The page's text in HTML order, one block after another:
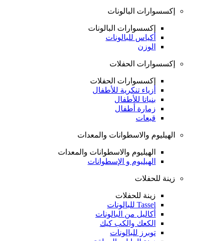
إكسسوارات البالونات
إكسسوارات البالونات
أكياس للبالونات
الوزن
إكسسوارات الحفلات
إكسسوارات الحفلات
أزياء تنكرية للأطفال
بنياتا للأطفال
زمارة أطفال
قبعات
الهيليوم والاسطوانات والمعدات
الهيليوم والاسطوانات والمعدات
الهيليوم و الإسطوانات
زينة للحفلات
زينة للحفلات
Tassel للبالونات
أكاليل من البالونات
الكعك والكب كيك
توبرز للبالونات